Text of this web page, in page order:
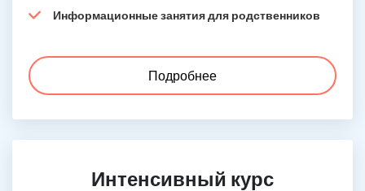
Информационные занятия для родственников
Подробнее
Интенсивный курс